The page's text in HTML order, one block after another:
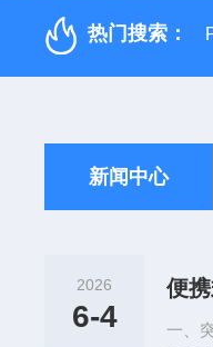
热门搜索：
新闻中心
2026
6-4
一、